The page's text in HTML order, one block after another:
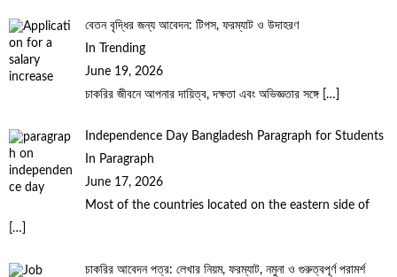
বেতন বৃদ্ধির জন্য আবেদন: টিপস, ফরম্যাট ও উদাহরণ
In Trending
June 19, 2026
চাকরির জীবনে আপনার দায়িত্ব, দক্ষতা এবং অভিজ্ঞতার সঙ্গে […]
Independence Day Bangladesh Paragraph for Students
In Paragraph
June 17, 2026
Most of the countries located on the eastern side of
[…]
চাকরির আবেদন পত্র: লেখার নিয়ম, ফরম্যাট, নমুনা ও গুরুত্বপূর্ণ পরামর্শ